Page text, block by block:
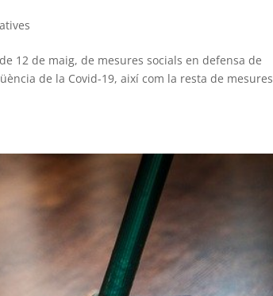
12 de maig, de mesures socials en defensa de
de la Covid-19, així com la resta de mesures